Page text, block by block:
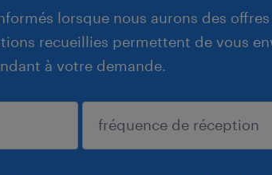
lorsque nous aurons des
recueillies permettent de vous
à votre demande.